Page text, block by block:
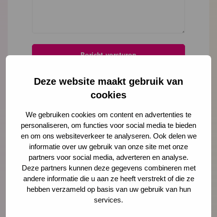
Deze website maakt gebruik van
cookies
We gebruiken cookies om content en advertenties te
personaliseren, om functies voor social media te bieden
en om ons websiteverkeer te analyseren. Ook delen we
informatie over uw gebruik van onze site met onze
partners voor social media, adverteren en analyse.
Deze partners kunnen deze gegevens combineren met
andere informatie die u aan ze heeft verstrekt of die ze
hebben verzameld op basis van uw gebruik van hun
services.